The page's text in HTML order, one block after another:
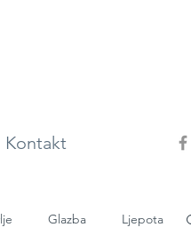
Kontakt
Glazba Ljepota